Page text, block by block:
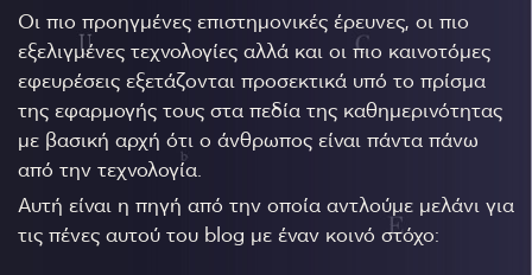
Οι πιο προηγμένες επιστημονικές έρευνες, οι πιο
εξελιγμένες τεχνολογίες αλλά και οι πιο καινοτόμες
εφευρέσεις εξετάζονται προσεκτικά υπό το πρίσμα
της εφαρμογής τους στα πεδία της καθημερινότητας
με βασική αρχή ότι ο άνθρωπος είναι πάντα πάνω
από την τεχνολογία.
Αυτή είναι η πηγή από την οποία αντλούμε μελάνι για
τις πένες αυτού του blog με έναν κοινό στόχο: